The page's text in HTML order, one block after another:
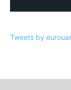
Tweets by